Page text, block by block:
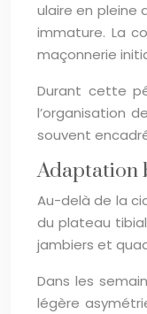
ulaire en pleine
immature. La
maçonnerie
Durant cette
l’organisation
souvent
Adaptation
Au-delà de la
du plateau
jambiers et
Dans les
légère